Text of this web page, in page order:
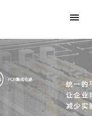
menu